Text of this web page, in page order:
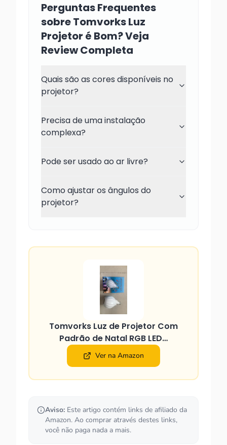
Perguntas Frequentes
sobre Tomvorks Luz
Projetor é Bom? Veja
Review Completa
Quais são as cores disponíveis no
projetor?
Precisa de uma instalação
complexa?
Pode ser usado ao ar livre?
Como ajustar os ângulos do
projetor?
Tomvorks Luz de Projetor Com
Padrão de Natal RGB LED…
Ver na Amazon
Aviso: Este artigo contém links de afiliado da
Amazon. Ao comprar através destes links,
você não paga nada a mais.